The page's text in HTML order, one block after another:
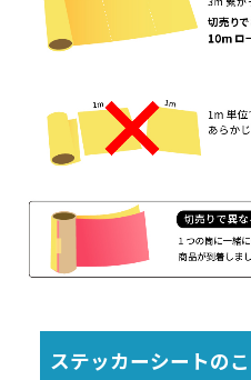
ステッカーシートの